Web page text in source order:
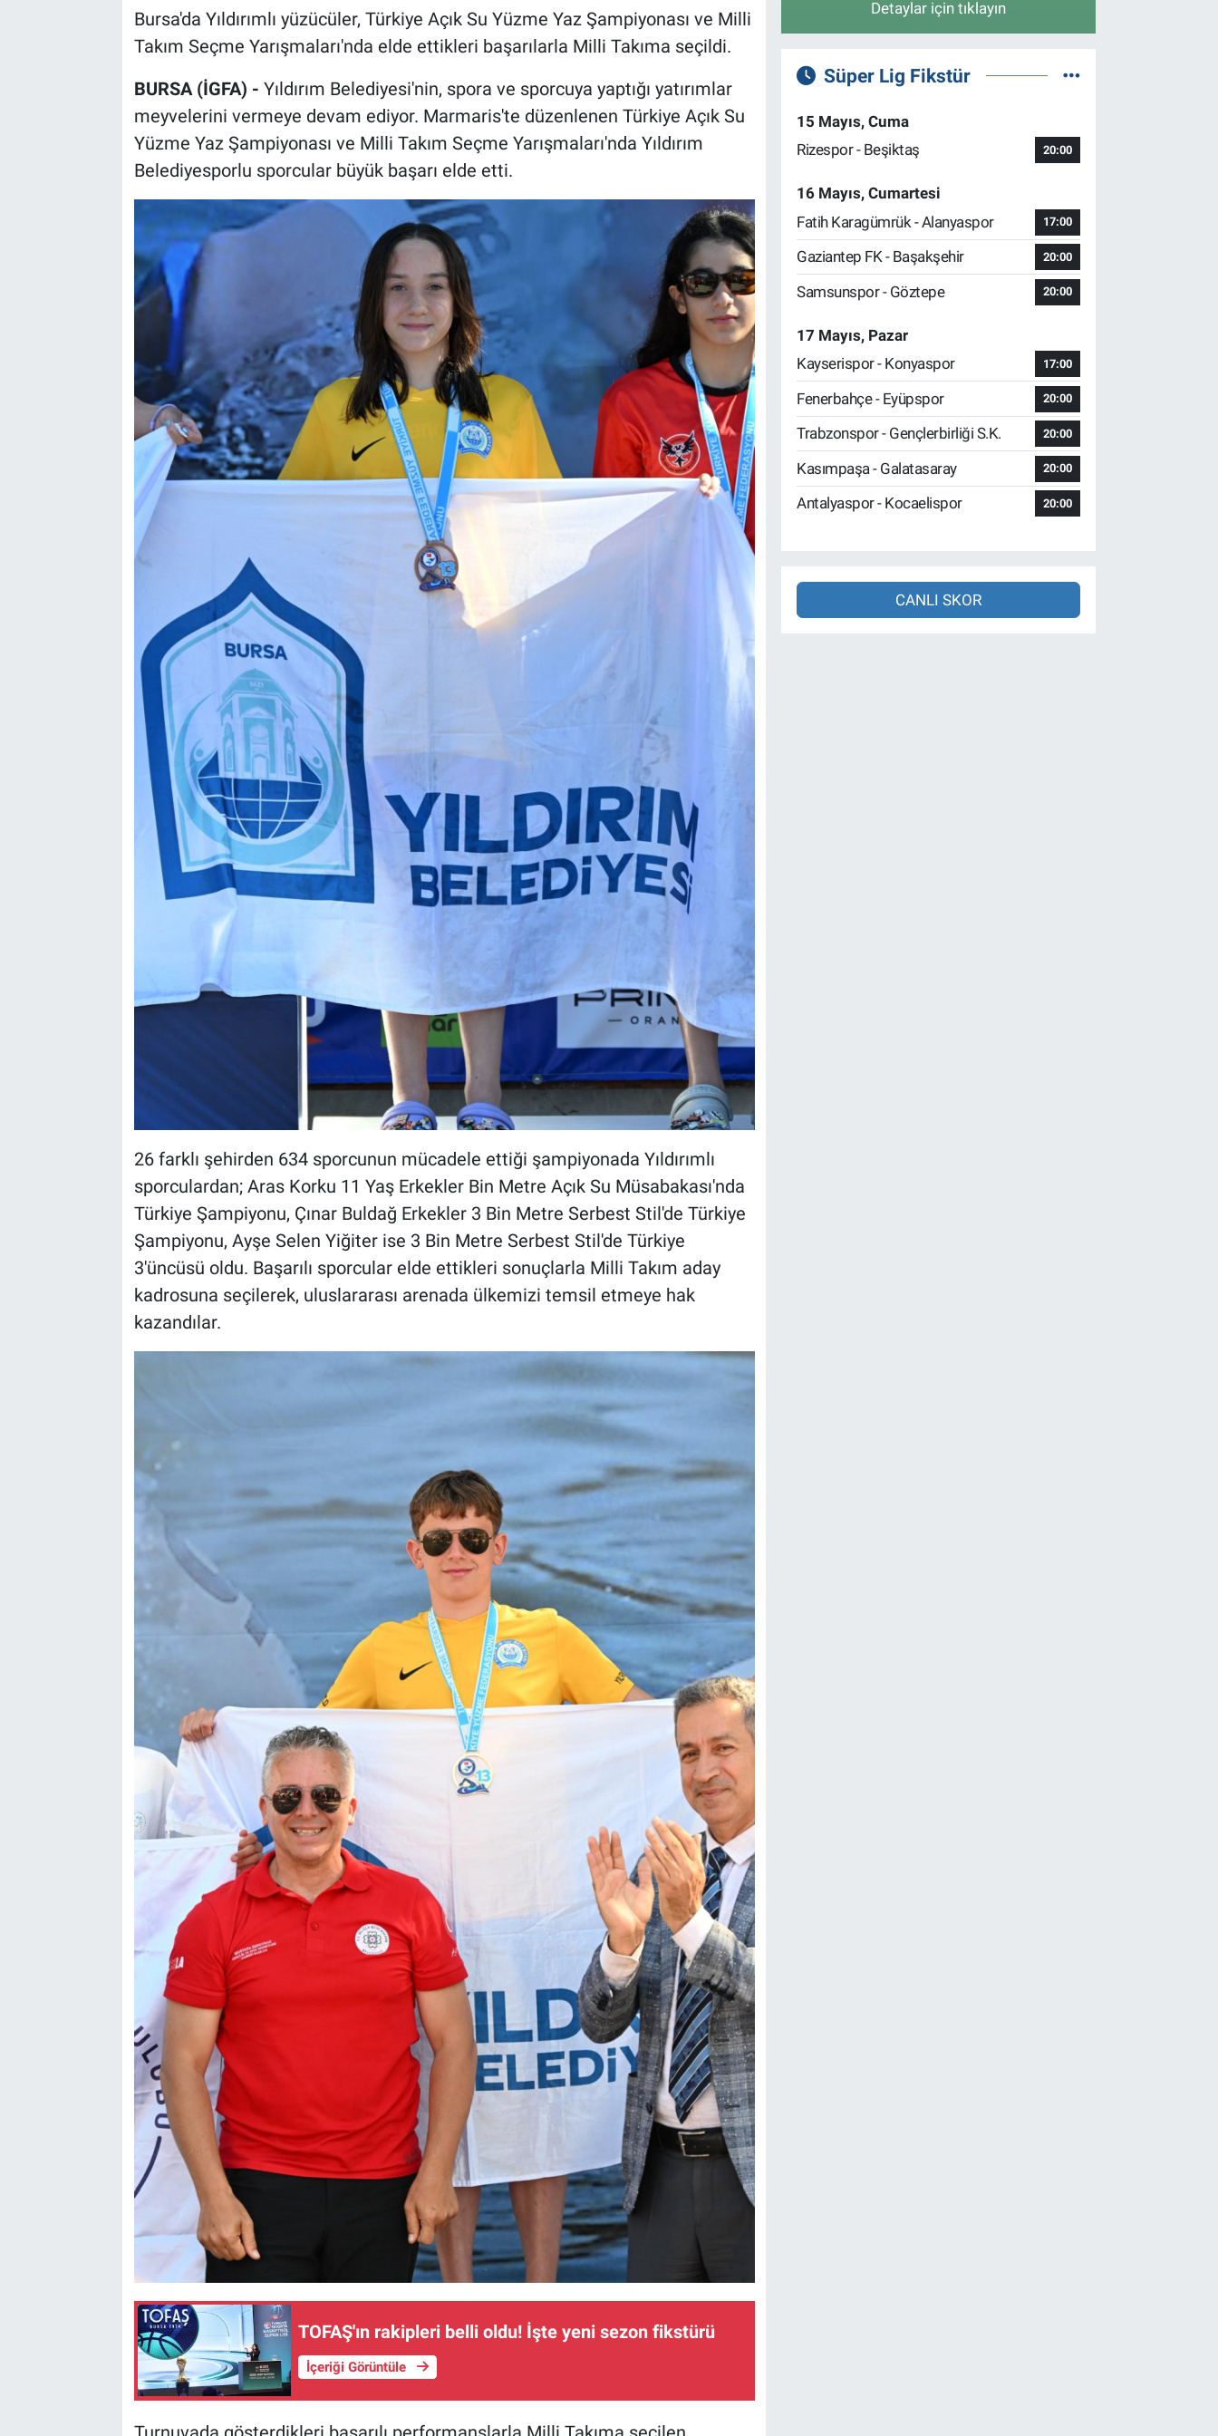
Bursa'da Yıldırımlı yüzücüler, Türkiye Açık Su Yüzme Yaz Şampiyonası ve Milli
Takım Seçme Yarışmaları'nda elde ettikleri başarılarla Milli Takıma seçildi.
BURSA (İGFA) - Yıldırım Belediyesi'nin, spora ve sporcuya yaptığı yatırımlar
meyvelerini vermeye devam ediyor. Marmaris'te düzenlenen Türkiye Açık Su
Yüzme Yaz Şampiyonası ve Milli Takım Seçme Yarışmaları'nda Yıldırım
Belediyesporlu sporcular büyük başarı elde etti.
26 farklı şehirden 634 sporcunun mücadele ettiği şampiyonada Yıldırımlı
sporculardan; Aras Korku 11 Yaş Erkekler Bin Metre Açık Su Müsabakası'nda
Türkiye Şampiyonu, Çınar Buldağ Erkekler 3 Bin Metre Serbest Stil'de Türkiye
Şampiyonu, Ayşe Selen Yiğiter ise 3 Bin Metre Serbest Stil'de Türkiye
3'üncüsü oldu. Başarılı sporcular elde ettikleri sonuçlarla Milli Takım aday
kadrosuna seçilerek, uluslararası arenada ülkemizi temsil etmeye hak
kazandılar.
TOFAŞ'ın rakipleri belli oldu! İşte yeni sezon fikstürü
İçeriği Görüntüle
Detaylar için tıklayın
Süper Lig Fikstür
15 Mayıs, Cuma
Rizespor - Beşiktaş
20:00
16 Mayıs, Cumartesi
Fatih Karagümrük - Alanyaspor
17:00
Gaziantep FK - Başakşehir 20:00
Samsunspor - Göztepe 20:00
17 Mayıs, Pazar
Kayserispor - Konyaspor
17:00
Fenerbahçe - Eyüpspor 20:00
Trabzonspor - Gençlerbirliği S.K. 20:00
Kasımpaşa - Galatasaray 20:00
Antalyaspor - Kocaelispor 20:00
CANLI SKOR